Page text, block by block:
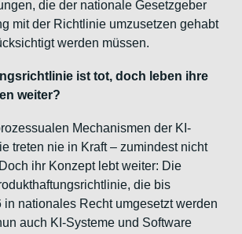
die der nationale Gesetzgeber
mit der Richtlinie umzusetzen gehabt
werden müssen.
ist tot, doch leben ihre
weiter?
Mechanismen der KI-
treten nie in Kraft – zumindest nicht
ihr Konzept lebt weiter: Die
die bis
in nationales Recht umgesetzt werden
auch KI-Systeme und Software